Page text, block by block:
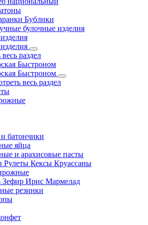
Бублики
булочные изделия
раздел
Быстроном
Быстроном
весь раздел
батончики
яйца
и арахисовые пасты
Рулеты Кексы Круассаны
Зефир Ирис Мармелад
резинки